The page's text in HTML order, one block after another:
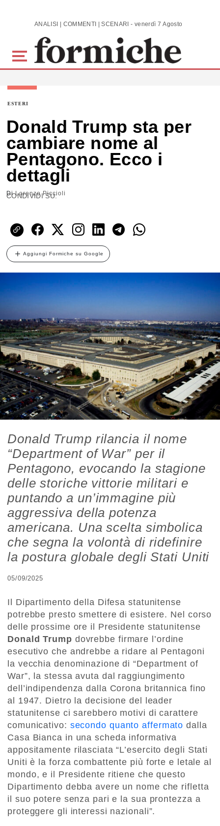
Skip to main content ANALISI | COMMENTI | SCENARI - venerdì 7 Agosto 2026
ESTERI
Donald Trump sta per
cambiare nome al
Pentagono. Ecco i
dettagli
DiLorenzo Piccioli
CONDIVIDI SU:
Aggiungi Formiche su Google
Donald Trump rilancia il nome
“Department of War” per il
Pentagono, evocando la stagione
delle storiche vittorie militari e
puntando a un’immagine più
aggressiva della potenza
americana. Una scelta simbolica
che segna la volontà di ridefinire
la postura globale degli Stati Uniti
05/09/2025
Il Dipartimento della Difesa statunitense
potrebbe presto smettere di esistere. Nel corso
delle prossime ore il Presidente statunitense
Donald Trump dovrebbe firmare l’ordine
esecutivo che andrebbe a ridare al Pentagoni
la vecchia denominazione di “Department of
War”, la stessa avuta dal raggiungimento
dell’indipendenza dalla Corona britannica fino
al 1947. Dietro la decisione del leader
statunitense ci sarebbero motivi di carattere
comunicativo: secondo quanto affermato dalla
Casa Bianca in una scheda informativa
appositamente rilasciata “L’esercito degli Stati
Uniti è la forza combattente più forte e letale al
mondo, e il Presidente ritiene che questo
Dipartimento debba avere un nome che rifletta
il suo potere senza pari e la sua prontezza a
proteggere gli interessi nazionali”.